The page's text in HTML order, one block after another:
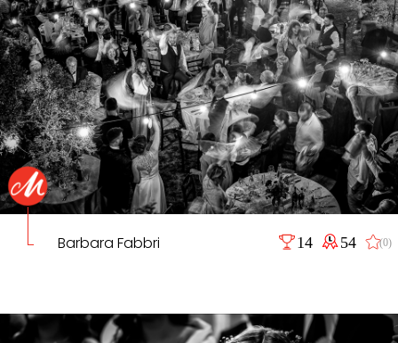
Barbara Fabbri 14 54 (0)